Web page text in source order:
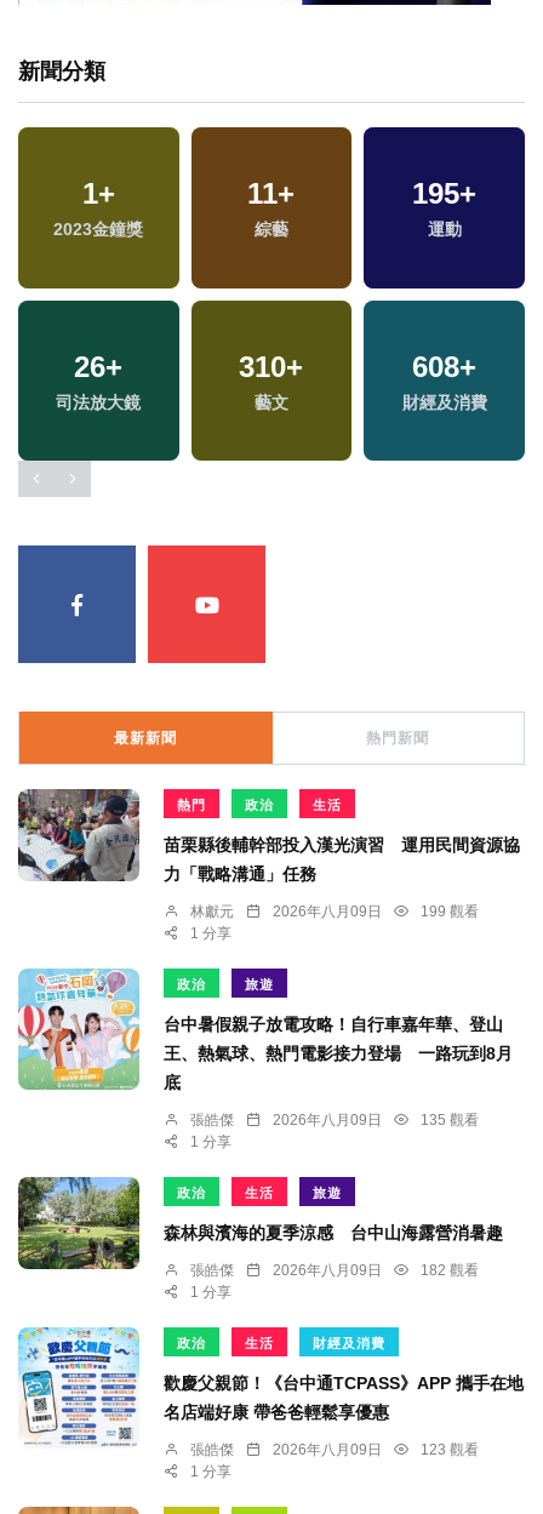
新聞分類
1+
2023金鐘獎
11+
綜藝
195+
運動
26+
司法放大鏡
310+
藝文
608+
財經及消費
最新新聞 熱門新聞
熱門 政治 生活
苗栗縣後輔幹部投入漢光演習 運用民間資源協
力「戰略溝通」任務
林獻元 2026年八月09日
199 觀看
1 分享
政治 旅遊
台中暑假親子放電攻略！自行車嘉年華、登山
王、熱氣球、熱門電影接力登場 一路玩到8月
底
張皓傑 2026年八月09日
135 觀看
1 分享
政治 生活 旅遊
森林與濱海的夏季涼感 台中山海露營消暑趣
張皓傑 2026年八月09日
182 觀看
1 分享
政治 生活 財經及消費
歡慶父親節！《台中通TCPASS》APP 攜手在地
名店端好康 帶爸爸輕鬆享優惠
張皓傑 2026年八月09日
123 觀看
1 分享